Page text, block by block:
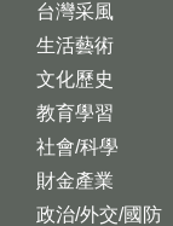
台灣采風
生活藝術
文化歷史
教育學習
社會/科學
財金產業
政治/外交/國防